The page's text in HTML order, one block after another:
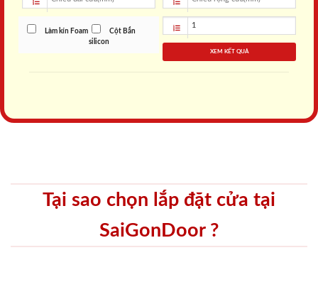
Làm kín Foam
Cột Bắn
silicon
XEM KẾT QUẢ
Tại sao chọn lắp đặt cửa tại
SaiGonDoor ?